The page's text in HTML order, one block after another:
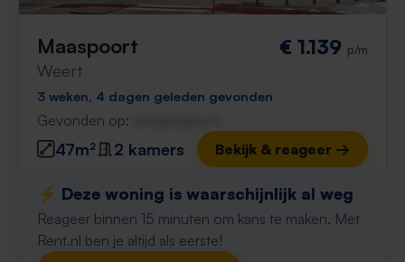
Maaspoort
Weert
€ 1.139 p/m
3 weken, 4 dagen geleden gevonden
Gevonden op:
47m² 2 kamers Bekijk & reageer →
⚡️ Deze woning is waarschijnlijk al weg
Reageer binnen 15 minuten om kans te maken. Met
Rent.nl ben je altijd als eerste!